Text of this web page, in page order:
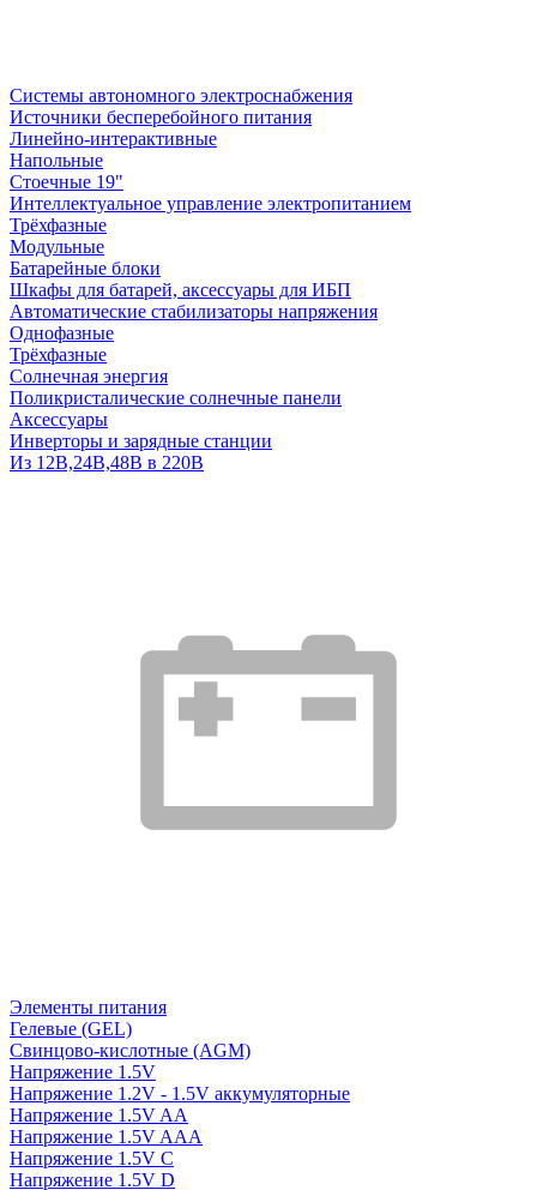
Системы автономного электроснабжения
Источники бесперебойного питания
Линейно-интерактивные
Напольные
Стоечные 19"
Интеллектуальное управление электропитанием
Трёхфазные
Модульные
Батарейные блоки
Шкафы для батарей, аксессуары для ИБП
Автоматические стабилизаторы напряжения
Однофазные
Трёхфазные
Солнечная энергия
Поликристалические солнечные панели
Аксессуары
Инверторы и зарядные станции
Из 12В,24В,48В в 220В
Элементы питания
Гелевые (GEL)
Свинцово-кислотные (AGM)
Напряжение 1.5V
Напряжение 1.2V - 1.5V аккумуляторные
Напряжение 1.5V AA
Напряжение 1.5V AAA
Напряжение 1.5V C
Напряжение 1.5V D